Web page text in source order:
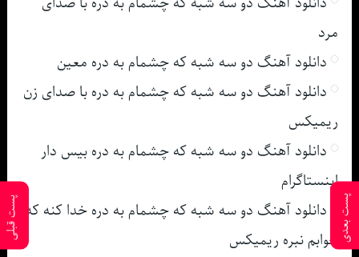
پست بعدی پست قبلی
مرد
دانلود آهنگ دو سه شبه که چشمام به دره معین
دانلود آهنگ دو سه شبه که چشمام به دره با صدای زن
ریمیکس
دانلود آهنگ دو سه شبه که چشمام به دره بیس دار
اینستاگرام
دانلود آهنگ دو سه شبه که چشمام به دره خدا کنه که
خوابم نبره ریمیکس